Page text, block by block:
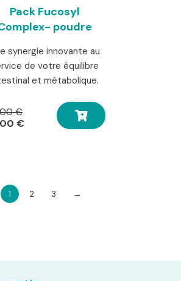
Pack Fucosyl
poudre
synergie innovante au
de votre équilibre
et métabolique.
€Le
prix
€
1 2 3 →